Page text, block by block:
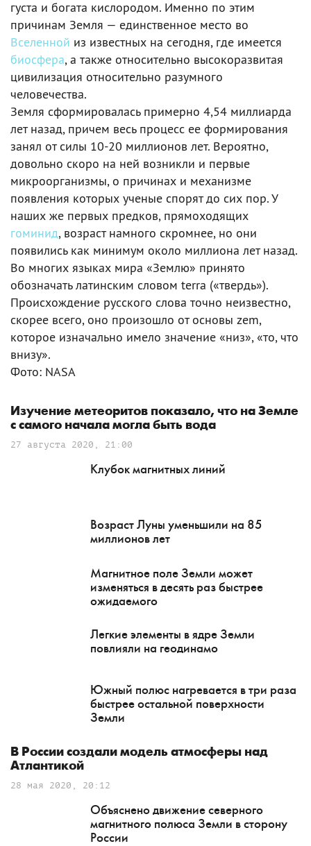
густа и богата кислородом. Именно по этим
причинам Земля — единственное место во
Вселенной из известных на сегодня, где имеется
биосфера, а также относительно высокоразвитая
цивилизация относительно разумного
человечества.
Земля сформировалась примерно 4,54 миллиарда
лет назад, причем весь процесс ее формирования
занял от силы 10-20 миллионов лет. Вероятно,
довольно скоро на ней возникли и первые
микроорганизмы, о причинах и механизме
появления которых ученые спорят до сих пор. У
наших же первых предков, прямоходящих
гоминид, возраст намного скромнее, но они
появились как минимум около миллиона лет назад.
Во многих языках мира «Землю» принято
обозначать латинским словом terra («твердь»).
Происхождение русского слова точно неизвестно,
скорее всего, оно произошло от основы zem,
которое изначально имело значение «низ», «то, что
внизу».
Фото: NASA
Изучение метеоритов показало, что на Земле
с самого начала могла быть вода
27 августа 2020, 21:00
Клубок магнитных линий
Возраст Луны уменьшили на 85
миллионов лет
Магнитное поле Земли может
изменяться в десять раз быстрее
ожидаемого
Легкие элементы в ядре Земли
повлияли на геодинамо
Южный полюс нагревается в три раза
быстрее остальной поверхности
Земли
В России создали модель атмосферы над
Атлантикой
28 мая 2020, 20:12
Объяснено движение северного
магнитного полюса Земли в сторону
России